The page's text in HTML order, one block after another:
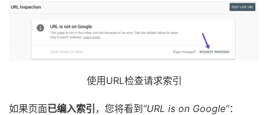
使用URL检查请求索引
如果页面已编入索引 ，您将看到“URL is on Google”：